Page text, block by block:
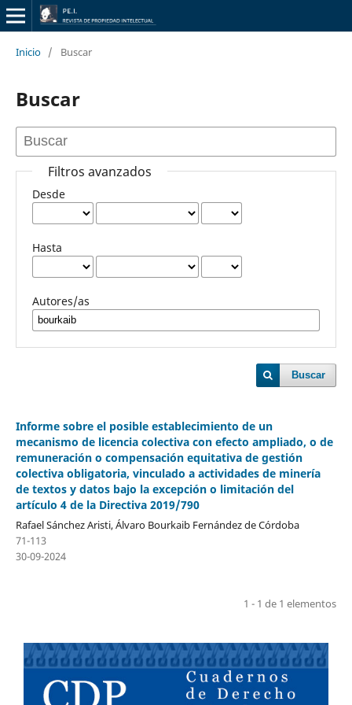
Inicio / Buscar
Buscar
Filtros avanzados
Desde
Hasta
Autores/as
Buscar
Informe sobre el posible establecimiento de un
mecanismo de licencia colectiva con efecto ampliado, o de
remuneración o compensación equitativa de gestión
colectiva obligatoria, vinculado a actividades de minería
de textos y datos bajo la excepción o limitación del
artículo 4 de la Directiva 2019/790
Rafael Sánchez Aristi, Álvaro Bourkaib Fernández de Córdoba
71-113
30-09-2024
1 - 1 de 1 elementos